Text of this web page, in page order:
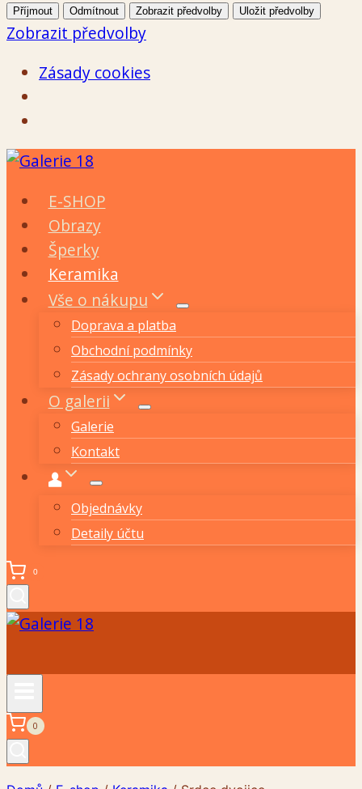
Příjmout Odmítnout Zobrazit předvolby Uložit předvolby
Zobrazit předvolby
Zásady cookies
Přeskočit
obsahE-SHOP
Obrazy
Šperky
Keramika
Vše o nákupu
Doprava a platba
Obchodní podmínky
Zásady ochrany osobních údajů
O galerii
Galerie
Kontakt
Objednávky
Detaily účtu
0
0